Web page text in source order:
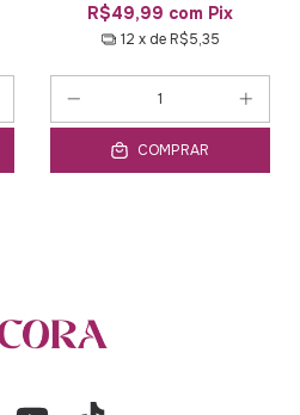
R$49,99 com Pix
12 x de R$5,35
COMPRAR